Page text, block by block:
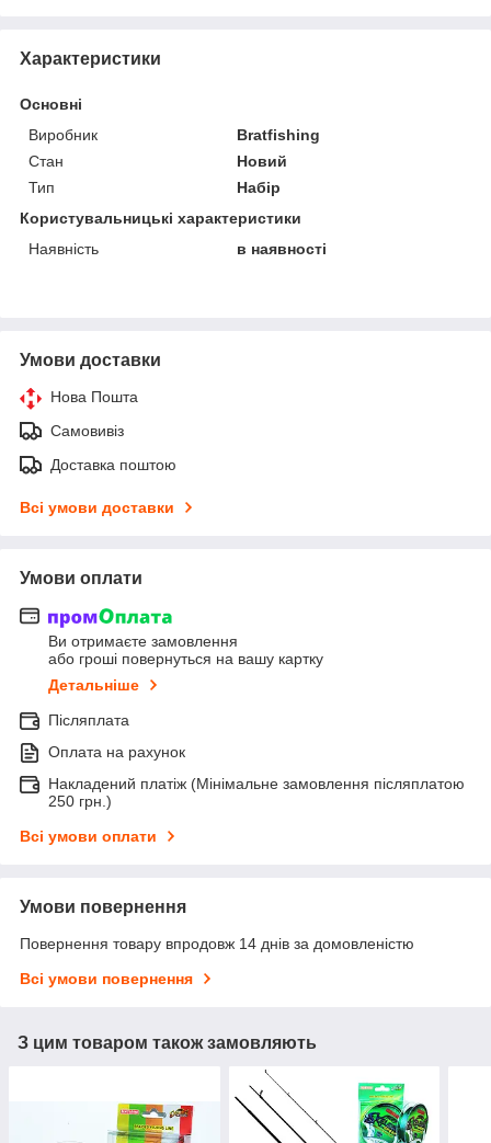
Характеристики
Основні
Виробник
Bratfishing
Стан
Новий
Тип
Набір
Користувальницькі характеристики
Наявність
в наявності
Умови доставки
Нова Пошта
Самовивіз
Доставка поштою
Всі умови доставки
Умови оплати
Ви отримаєте замовлення
або гроші повернуться на вашу картку
Детальніше
Післяплата
Оплата на рахунок
Накладений платіж (Мінімальне замовлення післяплатою
250 грн.)
Всі умови оплати
Умови повернення
Повернення товару впродовж 14 днів за домовленістю
Всі умови повернення
З цим товаром також замовляють